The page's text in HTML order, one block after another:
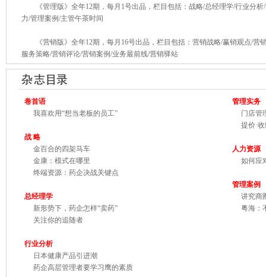
《管理版》全年12期，每月1号出品，栏目包括：战略/总经理学/行业分析
力/管理案例/主管午茶时间
《营销版》全年12期，每月16号出品，栏目包括：营销战略/赢销观点/营
服务策略/营销评论/营销案例/业务最前线/营销驿站
卷首语
我喜欢用“想当老板的员工”
战 略
金百合的四架马车
金康：模式在哪里
终端资源：药企决战关键点
总经理学
新形势下，药企怎样“卖药”
关注你的追随者
行业分析
日本健康产品引进潮
药企高层管理者要学习鹰的素质
管理实务
门店管
提价·收
人力资源
如何应
管理案例
讲究商
粤海：